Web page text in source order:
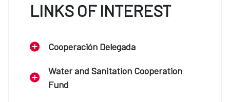
LINKS OF INTEREST
Cooperación Delegada
Water and Sanitation Cooperation
Fund